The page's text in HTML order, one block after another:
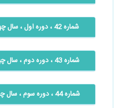
شماره 42 ، دوره اول ، سال چهارم ، بهار 1401
شماره 43 ، دوره دوم ، سال چهارم ، بهار 1401
شماره 44 ، دوره سوم ، سال چهارم ، بهار 1401